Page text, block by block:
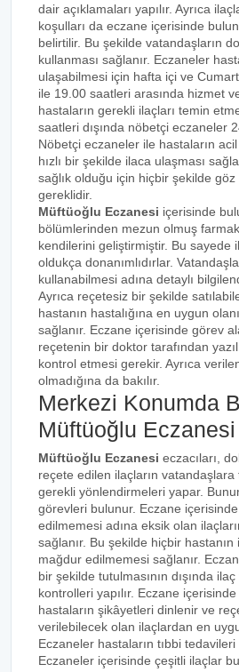
dair açıklamaları yapılır. Ayrıca
koşulları da eczane içerisinde
belirtilir. Bu şekilde vatandaşların
kullanması sağlanır. Eczaneler
ulaşabilmesi için hafta içi ve
ile 19.00 saatleri arasında hizmet
hastaların gerekli ilaçları temin
saatleri dışında nöbetçi eczaneler
Nöbetçi eczaneler ile hastaların
hızlı bir şekilde ilaca ulaşması
sağlık olduğu için hiçbir şekilde göz
gereklidir.
Müftüoğlu Eczanesi içerisinde
bölümlerinden mezun olmuş
kendilerini geliştirmiştir. Bu sayede
oldukça donanımlıdırlar.
kullanabilmesi adına detaylı
Ayrıca reçetesiz bir şekilde
hastanın hastalığına en uygun
sağlanır. Eczane içerisinde görev
reçetenin bir doktor tarafından
kontrol etmesi gerekir. Ayrıca
olmadığına da bakılır.
Merkezi Konumda
Müftüoğlu Eczanesi
Müftüoğlu Eczanesi eczacıları,
reçete edilen ilaçların
gerekli yönlendirmeleri yapar.
görevleri bulunur. Eczane
edilmemesi adına eksik olan
sağlanır. Bu şekilde hiçbir hastanın
mağdur edilmemesi sağlanır.
bir şekilde tutulmasının dışında
kontrolleri yapılır. Eczane içerisinde
hastaların şikâyetleri dinlenir ve
verilebilecek olan ilaçlardan en
Eczaneler hastaların tıbbi
Eczaneler içerisinde çeşitli ilaçlar